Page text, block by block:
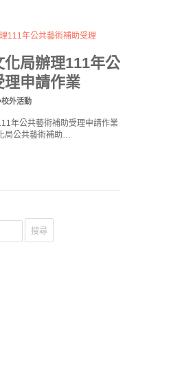
局辦理111年公
理申請作業
外活動
年公共藝術補助受理申請作業
局公共藝術補助…